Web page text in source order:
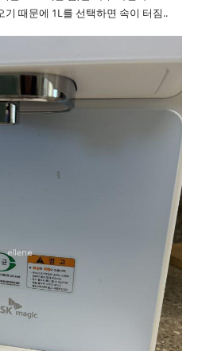
때문에 1L를 선택하면 속이 터짐..